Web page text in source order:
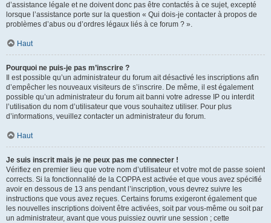
d’assistance légale et ne doivent donc pas être contactés à ce sujet, excepté
lorsque l’assistance porte sur la question « Qui dois-je contacter à propos de
problèmes d’abus ou d’ordres légaux liés à ce forum ? ».
Haut
Pourquoi ne puis-je pas m’inscrire ?
Il est possible qu’un administrateur du forum ait désactivé les inscriptions afin
d’empêcher les nouveaux visiteurs de s’inscrire. De même, il est également
possible qu’un administrateur du forum ait banni votre adresse IP ou interdit
l’utilisation du nom d’utilisateur que vous souhaitez utiliser. Pour plus
d’informations, veuillez contacter un administrateur du forum.
Haut
Je suis inscrit mais je ne peux pas me connecter !
Vérifiez en premier lieu que votre nom d’utilisateur et votre mot de passe soient
corrects. Si la fonctionnalité de la COPPA est activée et que vous avez spécifié
avoir en dessous de 13 ans pendant l’inscription, vous devrez suivre les
instructions que vous avez reçues. Certains forums exigeront également que
les nouvelles inscriptions doivent être activées, soit par vous-même ou soit par
un administrateur, avant que vous puissiez ouvrir une session ; cette